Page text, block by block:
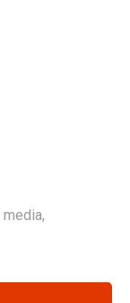
media,